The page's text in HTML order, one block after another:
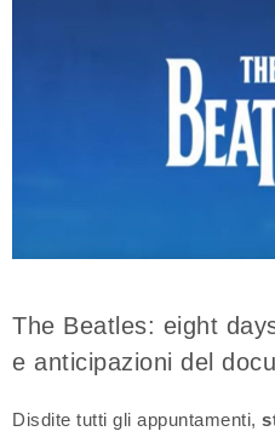
The Beatles: eight
e anticipazioni del
Disdite tutti gli appuntamenti,